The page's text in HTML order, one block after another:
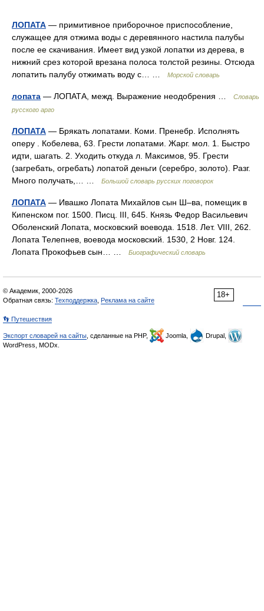
ЛОПАТА — примитивное приборочное приспособление,
служащее для отжима воды с деревянного настила палубы
после ее скачивания. Имеет вид узкой лопатки из дерева, в
нижний срез которой врезана полоса толстой резины. Отсюда
лопатить палубу отжимать воду с… …
Морской словарь
лопата — ЛОПАТА, межд. Выражение неодобрения …
Словарь
русского арго
ЛОПАТА — Брякать лопатами. Коми. Пренебр. Исполнять
оперу . Кобелева, 63. Грести лопатами. Жарг. мол. 1. Быстро
идти, шагать. 2. Уходить откуда л. Максимов, 95. Грести
(загребать, огребать) лопатой деньги (серебро, золото). Разг.
Много получать,… …
Большой словарь русских поговорок
ЛОПАТА — Ивашко Лопата Михайлов сын Ш–ва, помещик в
Кипенском пог. 1500. Писц. III, 645. Князь Федор Васильевич
Оболенский Лопата, московский воевода. 1518. Лет. VIII, 262.
Лопата Телепнев, воевода московский. 1530, 2 Новг. 124.
Лопата Прокофьев сын… …
Биографический словарь
18+
© Академик, 2000-2026
Обратная связь: Техподдержка Реклама на сайте
👣 Путешествия
Экспорт словарей на сайты , сделанные на PHP, Joomla,
Drupal,
WordPress, MODx.